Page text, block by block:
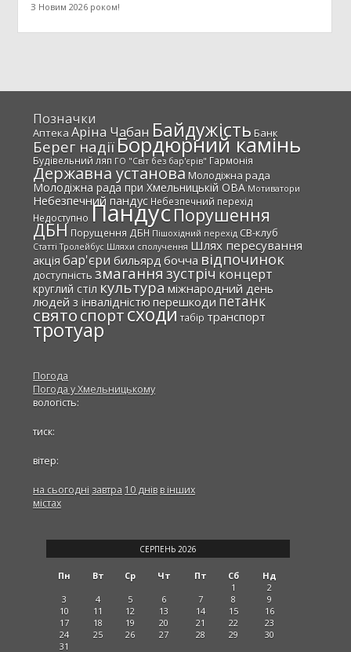
З Новим 2026 роком!
Позначки
Аптека Аріна Чабан Байдужість Банк
Берег надіїБордюрний камінь
Будівельний ляп ГО "Світ без бар'єрів" Гармонія
Державна установа Молодіжна рада
Молодіжна рада при Хмельницькій ОВА Мотиватори
Небезпечний пандус Небезпечний перехід
Недоступно ПандусПорушення
ДБН Порущення ДБН Пішохідний перехід СВ-клуб
Статті Тролейбус Шляхи сполучення Шлях пересування
акція бар'єри бильярд бочча відпочинок
доступність змагання зустріч концерт
круглий стіл культура міжнародний день
людей з інвалідністюперешкоди петанк
святоспортсходитабір транспорт
тротуар
Погода
Погода уХмельницькому
вологість:
тиск:
вітер:
на сьогодні завтра 10 днів в інших
містах
СЕРПЕНЬ 2026
Пн Вт Ср Чт Пт Сб
Нд
1
2
3
4 5 6 7 8
9
10
11 12 13 14 15
16
17
18 19 20 21 22
23
24
25 26 27 28 29
30
31